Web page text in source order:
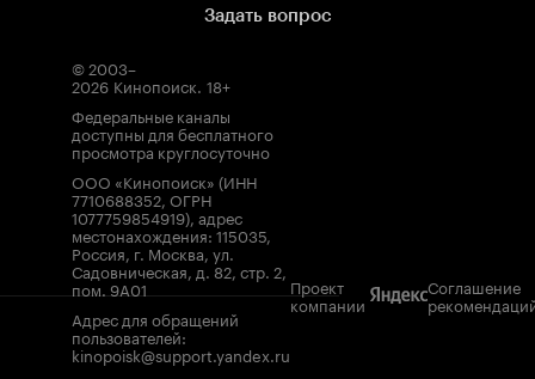
Задать вопрос
© 2003–
2026 Кинопоиск. 18+
Федеральные каналы
доступны для бесплатного
просмотра круглосуточно
ООО «Кинопоиск» (ИНН
7710688352, ОГРН
1077759854919), адрес
местонахождения: 115035,
Россия, г. Москва, ул.
Садовническая, д. 82, стр. 2,
пом. 9А01
Адрес для обращений
пользователей:
kinopoisk@support.yandex.ru
Проект
компании
Соглашение